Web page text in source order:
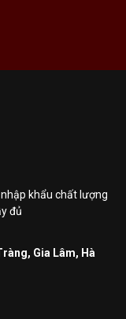
khẩu chất lượng
đủ
Gia Lâm, Hà